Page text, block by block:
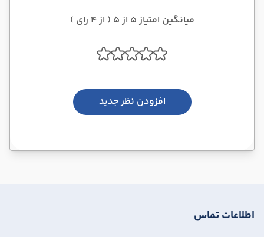
میانگین امتیاز 5 از 5 ( از 4 رای )
افزودن نظر جدید
اطلاعات تماس